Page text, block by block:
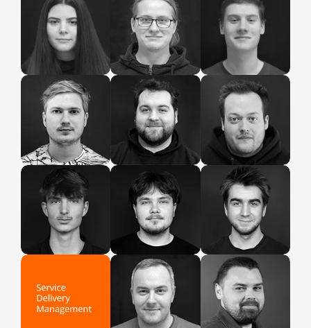
Sara
Noc
Tomáš
Noc
Šimon
Noc
Daniel
Noc
Zdenek
Noc
Martin
Noc
Jakub
Noc
Aleš
Noc
Matej
Noc
Peter
Service Delivery
Management
Marek
Service Delivery
Management